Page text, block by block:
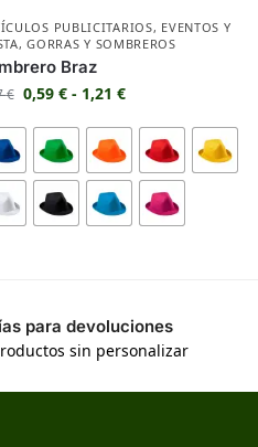
PUBLICITARIOS, EVENTOS Y
,GORRAS Y SOMBREROS
Braz
€ 0,59 € - 1,21 €
para devoluciones
sin personalizar